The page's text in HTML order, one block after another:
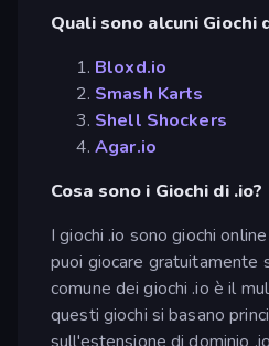
Quali sono alcuni
Bloxd.io
Smash Karts
Shell Shockers
Agar.io
Cosa sono i Giochi di .io?
I giochi .io sono giochi
puoi giocare gratuitamente
comune dei giochi .io è il
questi giochi si basano